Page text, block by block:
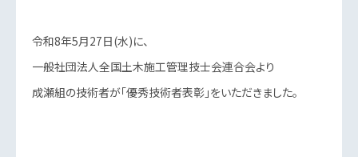
令和8年5月27日(水)に、
一般社団法人全国土木施工管理技士会連合会より
成瀬組の技術者が「優秀技術者表彰」をいただきました。